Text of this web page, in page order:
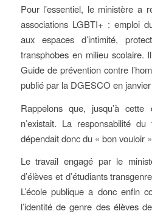
Pour l’essentiel, le ministère a
associations LGBTI+ : emploi
aux espaces d’intimité,
transphobes en milieu scolaire.
Guide de prévention contre
publié par la DGESCO en
Rappelons que, jusqu’à cette
n’existait. La responsabilité
dépendait donc du « bon vouloir
Le travail engagé par le
d’élèves et d’étudiants
L’école publique a donc enfin
l’identité de genre des élèves